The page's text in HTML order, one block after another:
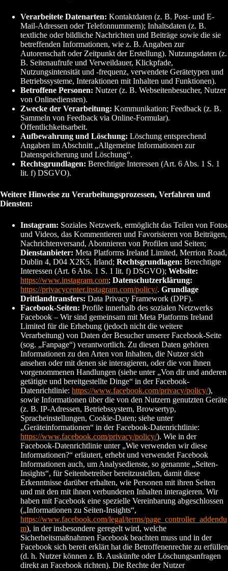
Verarbeitete Datenarten: Kontaktdaten (z. B. Post- und E-
Mail-Adressen oder Telefonnummern); Inhaltsdaten (z. B.
textliche oder bildliche Nachrichten und Beiträge sowie die sie
betreffenden Informationen, wie z. B. Angaben zur
Autorenschaft oder Zeitpunkt der Erstellung). Nutzungsdaten (z.
B. Seitenaufrufe und Verweildauer, Klickpfade,
Nutzungsintensität und -frequenz, verwendete Gerätetypen und
Betriebssysteme, Interaktionen mit Inhalten und Funktionen).
Betroffene Personen: Nutzer (z. B. Webseitenbesucher, Nutzer
von Onlinediensten).
Zwecke der Verarbeitung: Kommunikation; Feedback (z. B.
Sammeln von Feedback via Online-Formular).
Öffentlichkeitsarbeit.
Aufbewahrung und Löschung: Löschung entsprechend
Angaben im Abschnitt „Allgemeine Informationen zur
Datenspeicherung und Löschung“.
Rechtsgrundlagen: Berechtigte Interessen (Art. 6 Abs. 1 S. 1
lit. f) DSGVO).
Weitere Hinweise zu Verarbeitungsprozessen, Verfahren und
Diensten:
Instagram: Soziales Netzwerk, ermöglicht das Teilen von Fotos
und Videos, das Kommentieren und Favorisieren von Beiträgen,
Nachrichtenversand, Abonnieren von Profilen und Seiten;
Dienstanbieter: Meta Platforms Ireland Limited, Merrion Road,
Dublin 4, D04 X2K5, Irland; Rechtsgrundlagen: Berechtigte
Interessen (Art. 6 Abs. 1 S. 1 lit. f) DSGVO); Website:
https://www.instagram.com; Datenschutzerklärung:
https://privacycenter.instagram.com/policy/. Grundlage
Drittlandtransfers: Data Privacy Framework (DPF).
Facebook-Seiten: Profile innerhalb des sozialen Netzwerks
Facebook – Wir sind gemeinsam mit Meta Platforms Ireland
Limited für die Erhebung (jedoch nicht die weitere
Verarbeitung) von Daten der Besucher unserer Facebook-Seite
(sog. „Fanpage“) verantwortlich. Zu diesen Daten gehören
Informationen zu den Arten von Inhalten, die Nutzer sich
ansehen oder mit denen sie interagieren, oder die von ihnen
vorgenommenen Handlungen (siehe unter „Von dir und anderen
getätigte und bereitgestellte Dinge“ in der Facebook-
Datenrichtlinie: https://www.facebook.com/privacy/policy/),
sowie Informationen über die von den Nutzern genutzten Geräte
(z. B. IP-Adressen, Betriebssystem, Browsertyp,
Spracheinstellungen, Cookie-Daten; siehe unter
„Geräteinformationen“ in der Facebook-Datenrichtlinie:
https://www.facebook.com/privacy/policy/). Wie in der
Facebook-Datenrichtlinie unter „Wie verwenden wir diese
Informationen?“ erläutert, erhebt und verwendet Facebook
Informationen auch, um Analysedienste, so genannte „Seiten-
Insights“, für Seitenbetreiber bereitzustellen, damit diese
Erkenntnisse darüber erhalten, wie Personen mit ihren Seiten
und mit den mit ihnen verbundenen Inhalten interagieren. Wir
haben mit Facebook eine spezielle Vereinbarung abgeschlossen
(„Informationen zu Seiten-Insights“,
https://www.facebook.com/legal/terms/page_controller_addendu
m), in der insbesondere geregelt wird, welche
Sicherheitsmaßnahmen Facebook beachten muss und in der
Facebook sich bereit erklärt hat die Betroffenenrechte zu erfüllen
(d. h. Nutzer können z. B. Auskünfte oder Löschungsanfragen
direkt an Facebook richten). Die Rechte der Nutzer